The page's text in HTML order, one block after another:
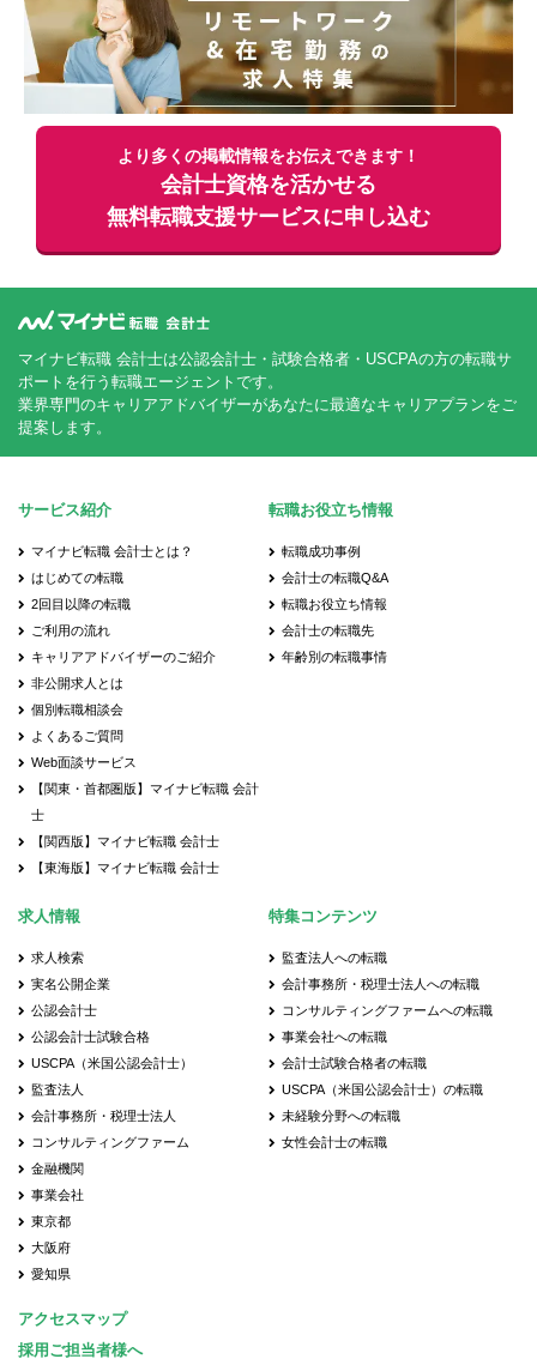
より多くの掲載情報をお伝えできます！
会計士資格を活かせる
無料転職支援サービスに申し込む
マイナビ転職 会計士は公認会計士・試験合格者・USCPAの方の転職サ
ポートを行う転職エージェントです。
業界専門のキャリアアドバイザーがあなたに最適なキャリアプランをご
提案します。
サービス紹介
マイナビ転職 会計士とは？
はじめての転職
2回目以降の転職
ご利用の流れ
キャリアアドバイザーのご紹介
非公開求人とは
個別転職相談会
よくあるご質問
Web面談サービス
【関東・首都圏版】マイナビ転職 会計
士
【関西版】マイナビ転職 会計士
【東海版】マイナビ転職 会計士
転職お役立ち情報
転職成功事例
会計士の転職Q&A
転職お役立ち情報
会計士の転職先
年齢別の転職事情
求人情報
求人検索
実名公開企業
公認会計士
公認会計士試験合格
USCPA（米国公認会計士）
監査法人
会計事務所・税理士法人
コンサルティングファーム
金融機関
事業会社
東京都
大阪府
愛知県
特集コンテンツ
監査法人への転職
会計事務所・税理士法人への転職
コンサルティングファームへの転職
事業会社への転職
会計士試験合格者の転職
USCPA（米国公認会計士）の転職
未経験分野への転職
女性会計士の転職
アクセスマップ
採用ご担当者様へ